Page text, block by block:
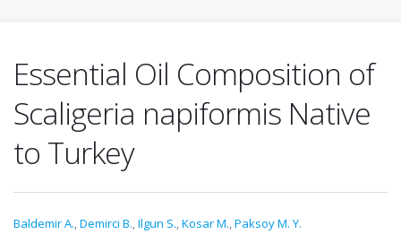
Essential Oil Composition of
Scaligeria napiformis Native
to Turkey
Baldemir A.,Demirci B.,Ilgun S.,Kosar M.,Paksoy M. Y.